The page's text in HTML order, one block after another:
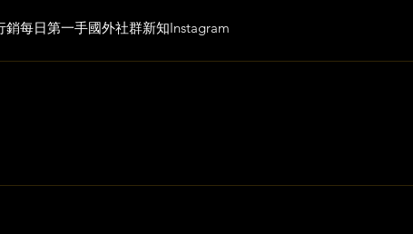
銷每日第一手國外社群新知Instagram